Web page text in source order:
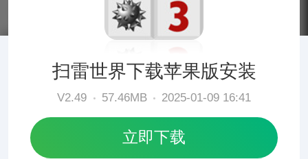
扫雷世界下载苹果版安装
V2.49 57.46MB 2025-01-09 16:41
立即下载